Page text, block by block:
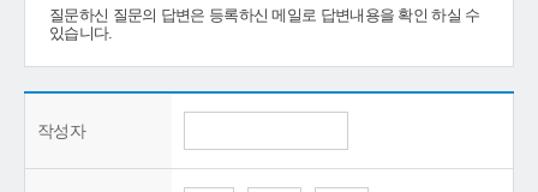
질문하신 질문의 답변은 등록하신 메일로 답변내용을 확인 하실 수
있습니다.
작성자